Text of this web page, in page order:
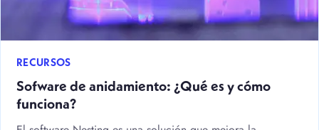
RECURSOS
Sofware de anidamiento: ¿Qué es y cómo
funciona?